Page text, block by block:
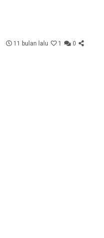
11 bulan lalu 1 0